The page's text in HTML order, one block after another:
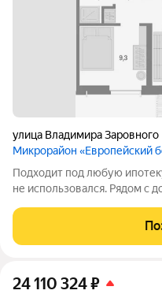
улица Владимира Заровного
Микрорайон «Европейский
Подходит под любую
не использовался. Рядом с
24 110 324₽